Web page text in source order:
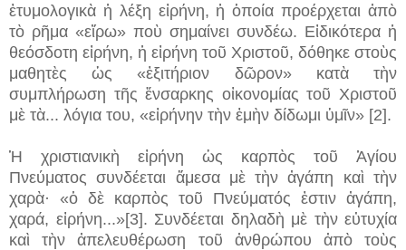
ἐτυμολογικὰ ἡ λέξη εἰρήνη, ἡ ὁποία προέρχεται ἀπὸ
τὸ ρῆμα «εἴρω» ποὺ σημαίνει συνδέω. Εἰδικότερα ἡ
θεόσδοτη εἰρήνη, ἡ εἰρήνη τοῦ Χριστοῦ, δόθηκε στοὺς
μαθητὲς ὡς «ἐξιτήριον δῶρον» κατὰ τὴν
συμπλήρωση τῆς ἔνσαρκης οἰκονομίας τοῦ Χριστοῦ
μὲ τὰ... λόγια του, «εἰρήνην τὴν ἐμὴν δίδωμι ὑμῖν» [2].
Ἡ χριστιανικὴ εἰρήνη ὡς καρπὸς τοῦ Ἁγίου
Πνεύματος συνδέεται ἄμεσα μὲ τὴν ἀγάπη καὶ τὴν
χαρὰ· «ὁ δὲ καρπὸς τοῦ Πνεύματός ἐστιν ἀγάπη,
χαρά, εἰρήνη...»[3]. Συνδέεται δηλαδὴ μὲ τὴν εὐτυχία
καὶ τὴν ἀπελευθέρωση τοῦ ἀνθρώπου ἀπὸ τοὺς